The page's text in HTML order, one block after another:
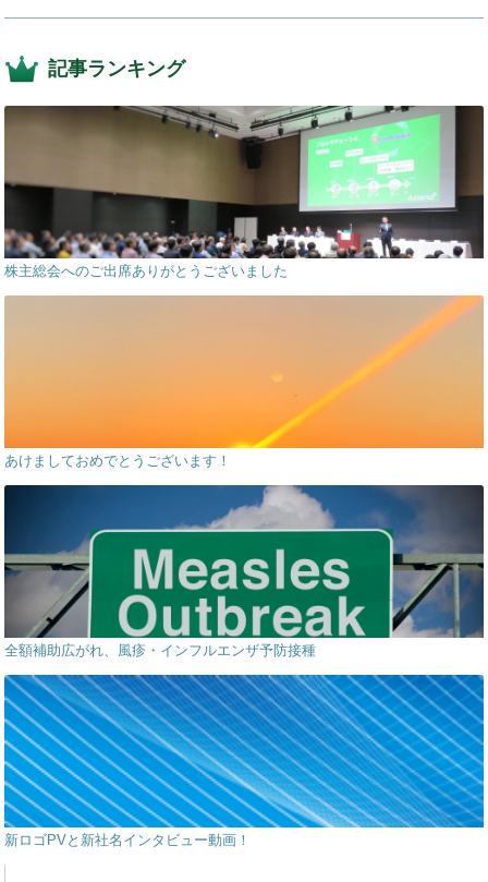
記事ランキング
株主総会へのご出席ありがとうございました
あけましておめでとうございます！
全額補助広がれ、風疹・インフルエンザ予防接種
新ロゴPVと新社名インタビュー動画！